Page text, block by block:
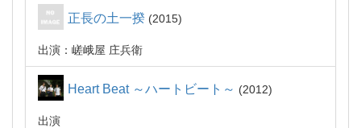
正長の土一揆 2015
出演：嵯峨屋 庄兵衛
Heart Beat ～ハートビート～ 2012
出演